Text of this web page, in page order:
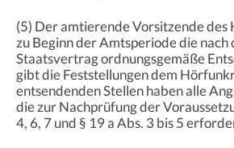
(5) Der amtierende Vorsitzende
zu Beginn der Amtsperiode die nach
Staatsvertrag ordnungsgemäße
gibt die Feststellungen dem
entsendenden Stellen haben alle
die zur Nachprüfung der
4, 6, 7 und § 19 a Abs. 3 bis 5